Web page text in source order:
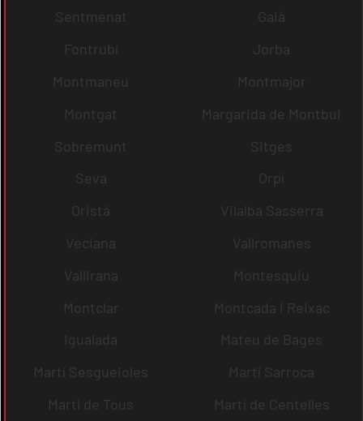
Sentmenat
Gaià
Fontrubí
Jorba
Montmaneu
Montmajor
Montgat
Margarida de Montbui
Sobremunt
Sitges
Seva
Orpí
Oristà
Vilalba Sasserra
Veciana
Vallromanes
Vallirana
Montesquiu
Montclar
Montcada i Reixac
Igualada
Mateu de Bages
Martí Sesgueioles
Martí Sarroca
Martí de Tous
Martí de Centelles